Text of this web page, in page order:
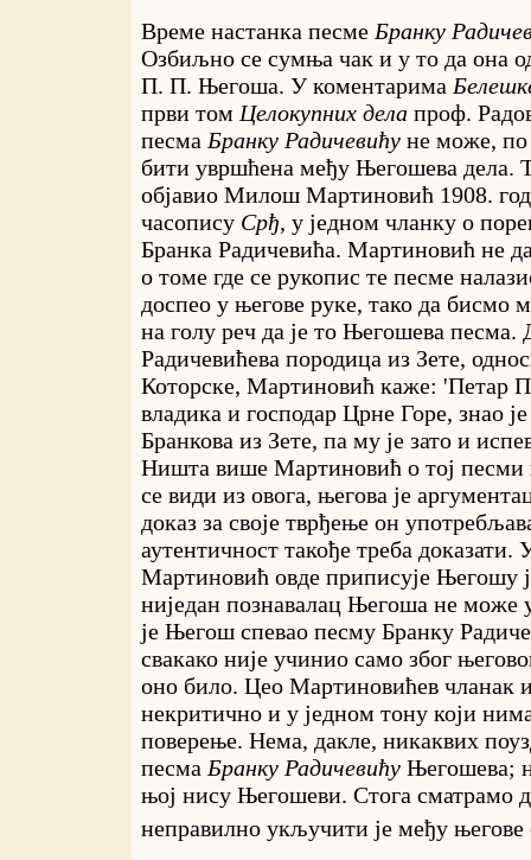
Време настанка песме Бранку
Озбиљно се сумња чак и у то да она
П. П. Његоша. У коментарима
први том Целокупних дела проф.
песма Бранку Радичевићу не може,
бити увршћена међу Његошева дела.
објавио Милош Мартиновић 1908.
часопису Срђ, у једном чланку о
Бранка Радичевића. Мартиновић не
о томе где се рукопис те песме
доспео у његове руке, тако да бисмо
на голу реч да је то Његошева песма.
Радичевићева породица из Зете,
Которске, Мартиновић каже: 'Петар
владика и господар Црне Горе, знао
Бранкова из Зете, па му је зато и
Ништа више Мартиновић о тој песми
се види из овога, његова је
доказ за своје тврђење он
аутентичност такође треба доказати.
Мартиновић овде приписује Његошу
ниједан познавалац Његоша не може
је Његош спевао песму Бранку
свакако није учинио само због
оно било. Цео Мартиновићев чланак
некритично и у једном тону који
поверење. Нема, дакле, никаквих
песма Бранку Радичевићу Његошева;
њој нису Његошеви. Стога сматрамо
неправилно укључити је међу његове